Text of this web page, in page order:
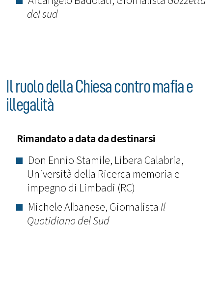
del sud
Il ruolo della Chiesa contro mafia e
illegalità
Rimandato a data da destinarsi
Don Ennio Stamile, Libera Calabria,
Università della Ricerca memoria e
impegno di Limbadi (RC)
Michele Albanese, Giornalista Il
Quotidiano del Sud